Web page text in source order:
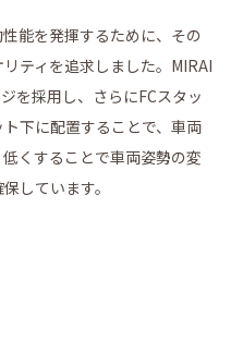
能を発揮するために、その
ティを追求しました。MIRAI
を採用し、さらにFCスタッ
下に配置することで、車両
くすることで車両姿勢の変
しています。